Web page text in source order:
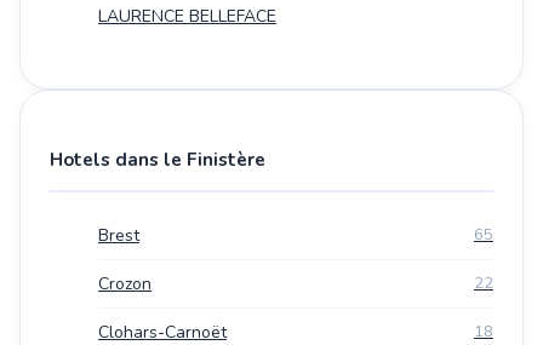
LAURENCE BELLEFACE
Hotels dans le Finistère
Brest 65
Crozon 22
Clohars-Carnoët 18